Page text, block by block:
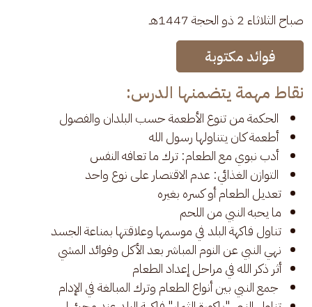
صباح الثلاثاء 2 ذو الحجة 1447هـ
فوائد مكتوبة
نقاط مهمة يتضمنها الدرس:
الحكمة من تنوع الأطعمة حسب البلدان والفصول
أطعمة كان يتناولها رسول الله
أدب نبوي مع الطعام: ترك ما تعافه النفس
التوازن الغذائي: عدم الاقتصار على نوع واحد
تعديل الطعام أو كسره بغيره
ما يحبه النبي من اللحم
تناول فاكهة البلد في موسمها وعلاقتها بمناعة الجسد
نهي النبي عن النوم المباشر بعد الأكل وفوائد المشي
أثر ذكر الله في مراحل إعداد الطعام
جمع النبي بين أنواع الطعام وترك المبالغة في الإدام